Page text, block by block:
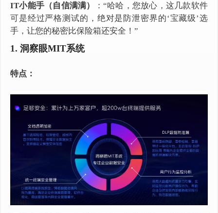
IT小能手（自信满满）
：“哈哈，您放心，这几款软件
可是经过严格测试的，绝对是防泄密界的‘宝藏级’选
手，让您的秘密比保险箱还安全！”
1. 洞察眼MIT系统
特点：